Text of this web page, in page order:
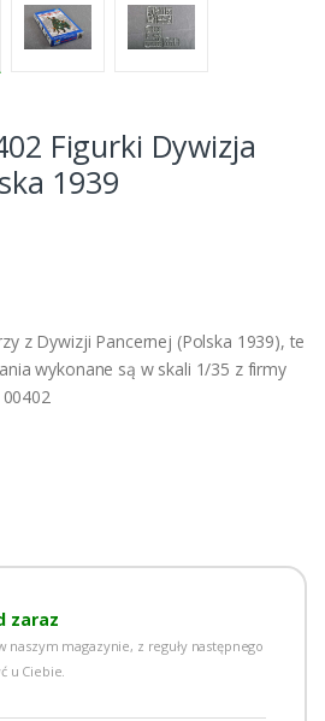
Figurki Dywizja
1939
z Dywizji Pancernej (Polska 1939), te
wykonane są w skali 1/35 z firmy
zaraz
naszym magazynie, z reguły następnego
u Ciebie.